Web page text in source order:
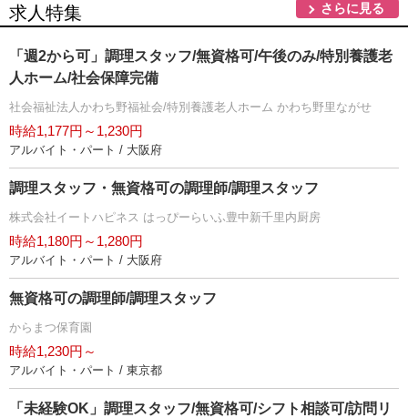
求人特集 さらに見る
「週2から可」調理スタッフ/無資格可/午後のみ/特別養護老
人ホーム/社会保障完備
社会福祉法人かわち野福祉会/特別養護老人ホーム かわち野里ながせ
時給1,177円～1,230円
アルバイト・パート / 大阪府
調理スタッフ・無資格可の調理師/調理スタッフ
株式会社イートハピネス はっぴーらいふ豊中新千里内厨房
時給1,180円～1,280円
アルバイト・パート / 大阪府
無資格可の調理師/調理スタッフ
からまつ保育園
時給1,230円～
アルバイト・パート / 東京都
「未経験OK」調理スタッフ/無資格可/シフト相談可/訪問リ